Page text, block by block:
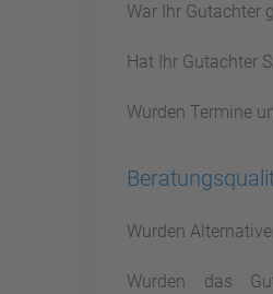
War Ihr Gutachter
Hat Ihr Gutachter
Wurden Termine
Wurden
Wurden das